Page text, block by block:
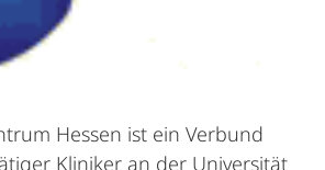
Hessen ist ein Verbund
Kliniker an der Universität